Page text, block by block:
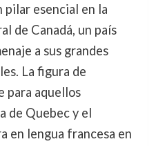
pilar esencial en la
de Canadá, un país
a sus grandes
La figura de
para aquellos
de Quebec y el
en lengua francesa en